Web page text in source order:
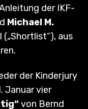
der IKF-
Michael M.
(„Shortlist“), aus
der Kinderjury
Januar vier
von Bernd